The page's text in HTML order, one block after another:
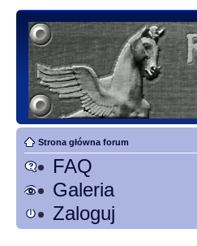
Strona główna forum
FAQ
Galeria
Zaloguj